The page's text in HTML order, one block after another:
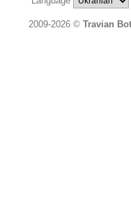
2009-2026 © Travian Bot